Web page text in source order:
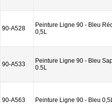
90-A528
Peinture Ligne 90 - Bleu
0,5L
90-A533
Peinture Ligne 90 - Bleu
0.5L
90-A563 Peinture Ligne 90 - Bleu